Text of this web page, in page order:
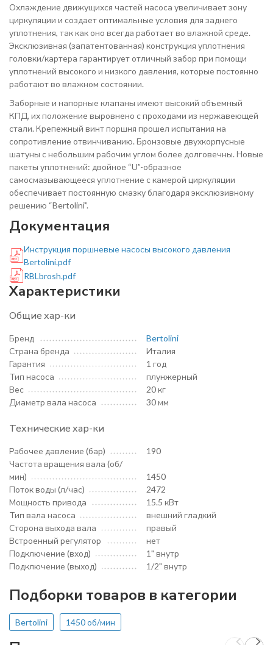
Охлаждение движущихся частей насоса увеличивает зону
циркуляции и создает оптимальные условия для заднего
уплотнения, так как оно всегда работает во влажной среде.
Эксклюзивная (запатентованная) конструкция уплотнения
головки/картера гарантирует отличный забор при помощи
уплотнений высокого и низкого давления, которые постоянно
работают во влажном состоянии.
Заборные и напорные клапаны имеют высокий объемный
КПД, их положение выровнено с проходами из нержавеющей
стали. Крепежный винт поршня прошел испытания на
сопротивление отвинчиванию. Бронзовые двухкорпусные
шатуны с небольшим рабочим углом более долговечны. Новые
пакеты уплотнений: двойное “U”-образное
самосмазывающееся уплотнение с камерой циркуляции
обеспечивает постоянную смазку благодаря эксклюзивному
решению “Bertolini”.
Документация
Инструкция поршневые насосы высокого давления
Bertolini.pdf
RBLbrosh.pdf
Характеристики
Общие хар-ки
Бренд
Bertolini
Страна бренда
Италия
Гарантия
1 год
Тип насоса
плунжерный
Вес
20 кг
Диаметр вала насоса
30 мм
Технические хар-ки
Рабочее давление (бар)
190
Частота вращения вала (об/
мин)
1450
Поток воды (л/час)
2472
Мощность привода
15.5 кВт
Тип вала насоса
внешний гладкий
Сторона выхода вала
правый
Встроенный регулятор
нет
Подключение (вход)
1" внутр
Подключение (выход)
1/2" внутр
Подборки товаров в категории
Bertolini 1450 об/мин